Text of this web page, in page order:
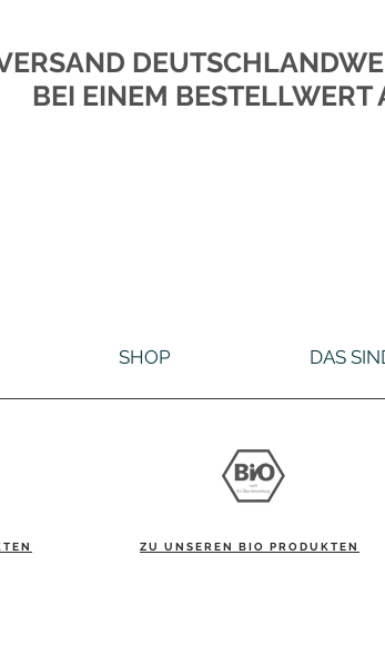
BEI EINEM
SHOP DAS
ZU UNSEREN BIO PRODUKTEN